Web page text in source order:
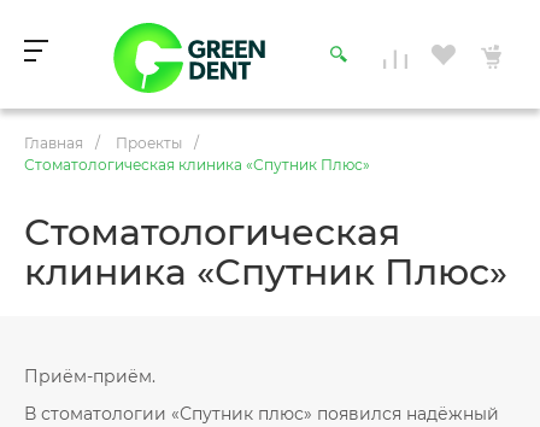
Главная / Проекты
/
Стоматологическая клиника «Спутник Плюс»
Стоматологическая
клиника «Спутник Плюс»
Приём-приём.
В стоматологии «Спутник плюс» появился надёжный